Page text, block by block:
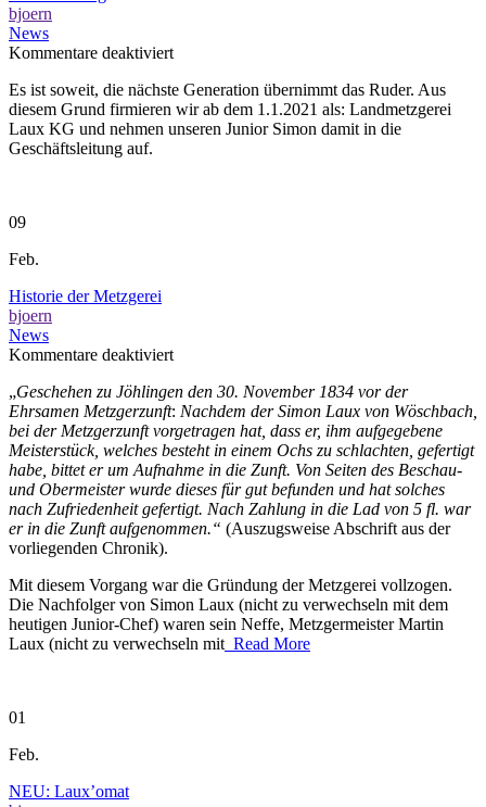
bjoern
News
Kommentare deaktiviertfür
Es ist soweit, die nächste Generation übernimmt das Ruder. Aus
diesem Grund firmieren wir ab dem 1.1.2021 als: Landmetzgerei
Laux KG und nehmen unseren Junior Simon damit in die
Geschäftsleitung auf.
09
Feb.
Historie der Metzgerei
bjoern
News
Kommentare deaktiviertfür
der
Metzgerei
„Geschehen zu Jöhlingen den 30. November 1834 vor der
Ehrsamen Metzgerzunft: Nachdem der Simon Laux von Wöschbach,
bei der Metzgerzunft vorgetragen hat, dass er, ihm aufgegebene
Meisterstück, welches besteht in einem Ochs zu schlachten, gefertigt
habe, bittet er um Aufnahme in die Zunft. Von Seiten des Beschau-
und Obermeister wurde dieses für gut befunden und hat solches
nach Zufriedenheit gefertigt. Nach Zahlung in die Lad von 5 fl. war
er in die Zunft aufgenommen.“ (Auszugsweise Abschrift aus der
vorliegenden Chronik).
Mit diesem Vorgang war die Gründung der Metzgerei vollzogen.
Die Nachfolger von Simon Laux (nicht zu verwechseln mit dem
heutigen Junior-Chef) waren sein Neffe, Metzgermeister Martin
Laux (nicht zu verwechseln mit Read More
01
Feb.
NEU: Laux’omat